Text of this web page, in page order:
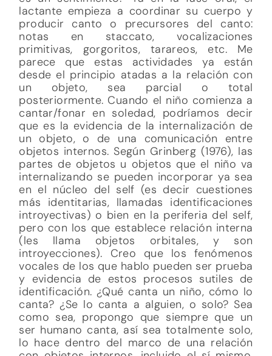
lactante empieza a coordinar su cuerpo y
producir canto o precursores del canto:
notas en staccato, vocalizaciones
primitivas, gorgoritos, tarareos, etc. Me
parece que estas actividades ya están
desde el principio atadas a la relación con
un objeto, sea parcial o total
posteriormente. Cuando el niño comienza a
cantar/fonar en soledad, podríamos decir
que es la evidencia de la internalización de
un objeto, o de una comunicación entre
objetos internos. Según Grinberg (1976), las
partes de objetos u objetos que el niño va
internalizando se pueden incorporar ya sea
en el núcleo del self (es decir cuestiones
más identitarias, llamadas identificaciones
introyectivas) o bien en la periferia del self,
pero con los que establece relación interna
(les llama objetos orbitales, y son
introyecciones). Creo que los fenómenos
vocales de los que hablo pueden ser prueba
y evidencia de estos procesos sutiles de
identificación. ¿Qué canta un niño, cómo lo
canta? ¿Se lo canta a alguien, o solo? Sea
como sea, propongo que siempre que un
ser humano canta, así sea totalmente solo,
lo hace dentro del marco de una relación